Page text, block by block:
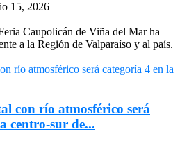
15, 2026
Caupolicán de Viña del Mar ha
a la Región de Valparaíso y al país.
con río atmosférico será
centro-sur de...